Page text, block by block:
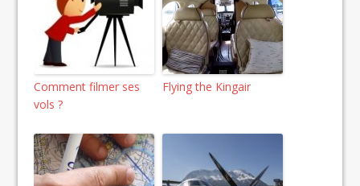
Comment filmer ses
vols ?
Flying the Kingair